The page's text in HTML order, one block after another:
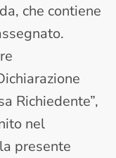
che contiene
Richiedente”,
nel
presente